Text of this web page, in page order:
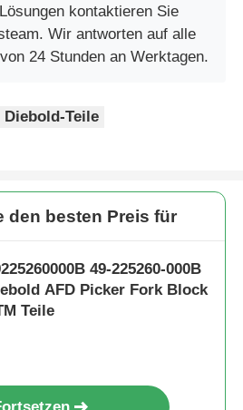
kontaktieren Sie
Wir antworten auf alle
24 Stunden an Werktagen.
Diebold-Teile
den besten Preis für
49-225260-000B
AFD Picker Fork Block
Teile